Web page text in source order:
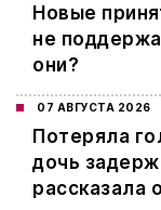
Новые
не
они?
07 АВГУСТА 2026
Потеряла
дочь
рассказала